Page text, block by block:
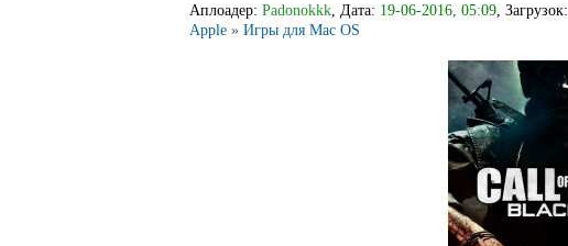
Аплоадер: Padonokkk , Дата: 19-06-2016, 05:09 , Загрузок:
Apple » Игры для Mac OS